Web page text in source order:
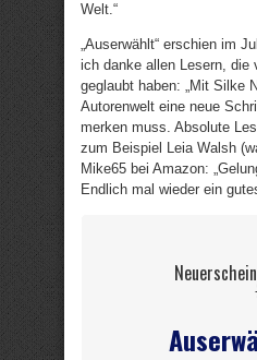
Welt.“
„Auserwählt“ erschien im
ich danke allen Lesern, die
geglaubt haben: „Mit Silke
Autorenwelt eine neue
merken muss. Absolute
zum Beispiel Leia Walsh
Mike65 bei Amazon:
Endlich mal wieder ein